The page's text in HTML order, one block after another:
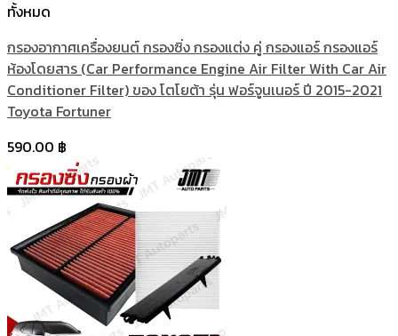
ทั้งหมด
กรองอากาศเครื่องยนต์ กรองซิ่ง กรองแต่ง คู่ กรองแอร์ กรองแอร์
ห้องโดยสาร (Car Performance Engine Air Filter With Car Air
Conditioner Filter) ของ โตโยต้า รุ่น ฟอร์จูนเนอร์ ปี 2015-2021
Toyota Fortuner
590.00 ฿